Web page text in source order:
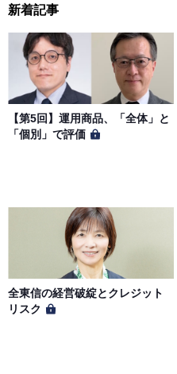
新着記事
【第5回】運用商品、「全体」と
「個別」で評価
全東信の経営破綻とクレジット
リスク